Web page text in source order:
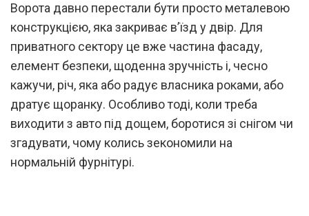
Ворота давно перестали бути просто металевою
конструкцією, яка закриває в’їзд у двір. Для
приватного сектору це вже частина фасаду,
елемент безпеки, щоденна зручність і, чесно
кажучи, річ, яка або радує власника роками, або
дратує щоранку. Особливо тоді, коли треба
виходити з авто під дощем, боротися зі снігом чи
згадувати, чому колись зекономили на
нормальній фурнітурі.